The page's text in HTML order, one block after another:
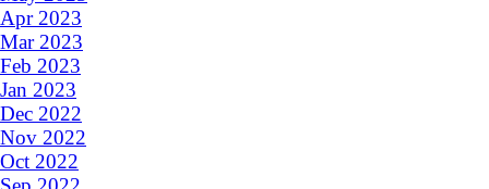
Apr 2023
Mar 2023
Feb 2023
Jan 2023
Dec 2022
Nov 2022
Oct 2022